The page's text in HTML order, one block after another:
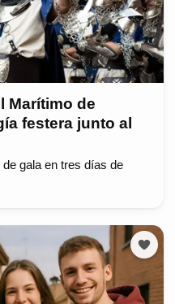
Marítimo de
festera junto al
gala en tres días de